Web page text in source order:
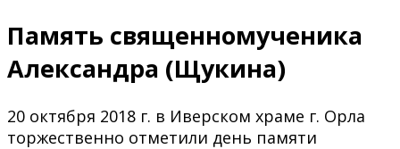
Память священномученика
Александра (Щукина)
20 октября 2018 г. в Иверском храме г. Орла
торжественно отметили день памяти